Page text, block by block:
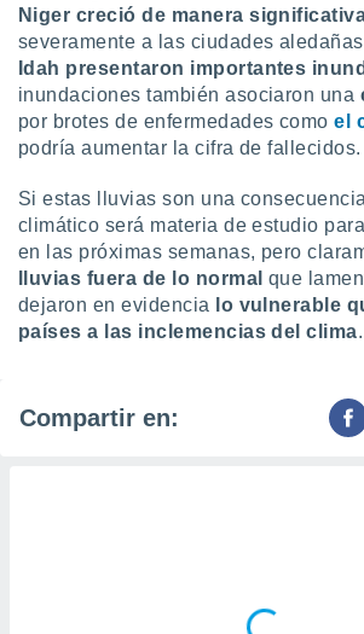
Niger creció de manera
severamente a las ciudades
Idah presentaron importantes
inundaciones también asociaron una
por brotes de enfermedades comoel
podría aumentar la cifra de fallecidos.
Si estas lluvias son una
climático será materia de estudio
en las próximas semanas, pero
lluvias fuera de lo normal que
dejaron en evidencia
lo vulnerable
países a las inclemencias del clima.
Compartir en: